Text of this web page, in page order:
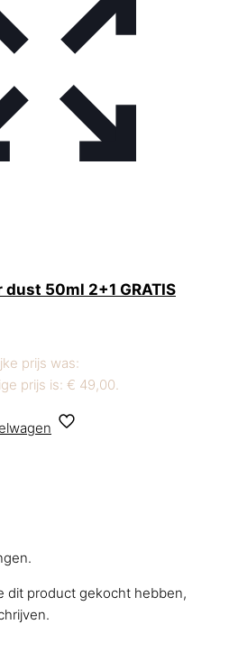
50ml 2+1 GRATIS
prijs was:
prijs is: € 49,00.
dit product gekocht hebben,